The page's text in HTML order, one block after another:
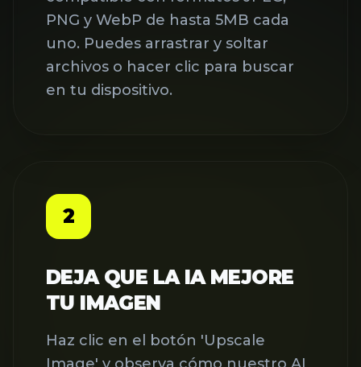
archivos o hacer clic para buscar
en tu dispositivo.
DEJA QUE LA IA MEJORE
TU IMAGEN
Haz clic en el botón 'Upscale
Image' y observa cómo nuestro AI
Image Upscaler hace su magia.
Nuestros algoritmos avanzados